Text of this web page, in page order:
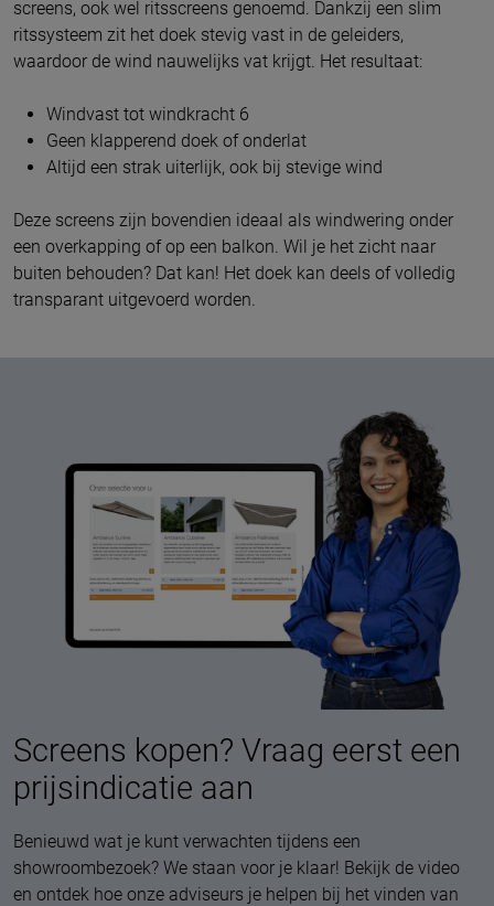
screens, ook wel ritsscreens genoemd. Dankzij een slim
ritssysteem zit het doek stevig vast in de geleiders,
waardoor de wind nauwelijks vat krijgt. Het resultaat:
Windvast tot windkracht 6
Geen klapperend doek of onderlat
Altijd een strak uiterlijk, ook bij stevige wind
Deze screens zijn bovendien ideaal als windwering onder
een overkapping of op een balkon. Wil je het zicht naar
buiten behouden? Dat kan! Het doek kan deels of volledig
transparant uitgevoerd worden.
Screens kopen? Vraag eerst een
prijsindicatie aan
Benieuwd wat je kunt verwachten tijdens een
showroombezoek? We staan voor je klaar! Bekijk de video
en ontdek hoe onze adviseurs je helpen bij het vinden van